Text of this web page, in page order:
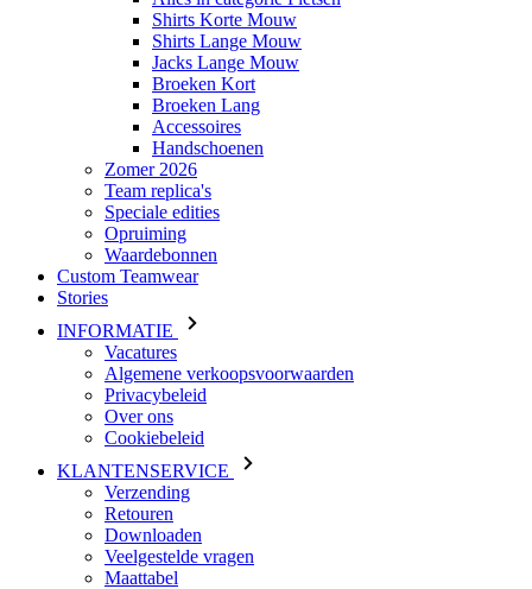
Shirts Korte Mouw
Shirts Lange Mouw
Jacks Lange Mouw
Broeken Kort
Broeken Lang
Accessoires
Handschoenen
Zomer 2026
Team replica's
Speciale edities
Opruiming
Waardebonnen
Custom Teamwear
Stories
INFORMATIE
Vacatures
Algemene verkoopsvoorwaarden
Privacybeleid
Over ons
Cookiebeleid
KLANTENSERVICE
Verzending
Retouren
Downloaden
Veelgestelde vragen
Maattabel